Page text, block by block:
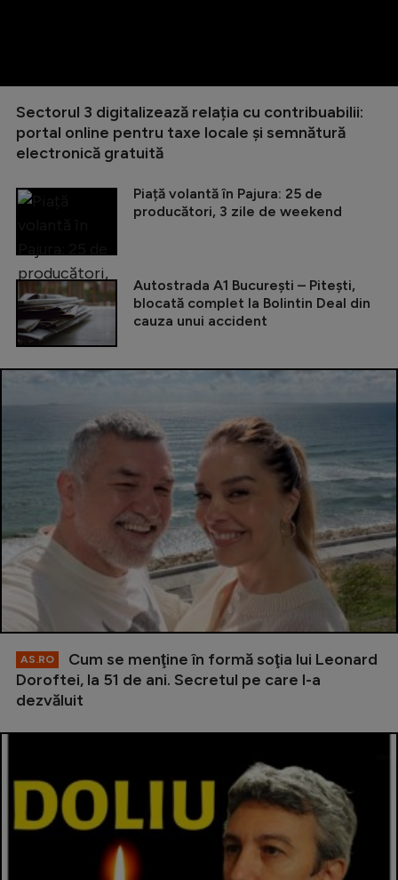
Sectorul 3 digitalizează relația cu contribuabilii:
portal online pentru taxe locale și semnătură
electronică gratuită
Piață volantă în Pajura: 25 de
producători, 3 zile de weekend
Autostrada A1 București – Pitești,
blocată complet la Bolintin Deal din
cauza unui accident
AS.RO
Cum se menţine în formă soţia lui Leonard
Doroftei, la 51 de ani. Secretul pe care l-a
dezvăluit